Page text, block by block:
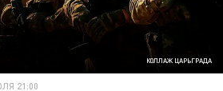
КОЛЛАЖ ЦАРЬГРАДА
21:00